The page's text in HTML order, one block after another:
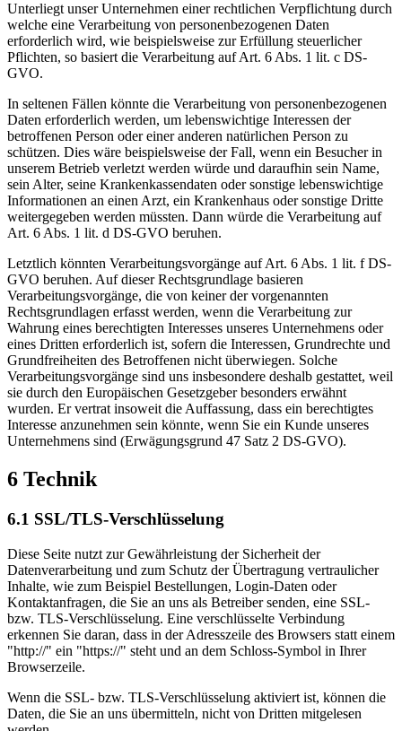
Unterliegt unser Unternehmen einer rechtlichen Verpflichtung durch
welche eine Verarbeitung von personenbezogenen Daten
erforderlich wird, wie beispielsweise zur Erfüllung steuerlicher
Pflichten, so basiert die Verarbeitung auf Art. 6 Abs. 1 lit. c DS-
GVO.
In seltenen Fällen könnte die Verarbeitung von personenbezogenen
Daten erforderlich werden, um lebenswichtige Interessen der
betroffenen Person oder einer anderen natürlichen Person zu
schützen. Dies wäre beispielsweise der Fall, wenn ein Besucher in
unserem Betrieb verletzt werden würde und daraufhin sein Name,
sein Alter, seine Krankenkassendaten oder sonstige lebenswichtige
Informationen an einen Arzt, ein Krankenhaus oder sonstige Dritte
weitergegeben werden müssten. Dann würde die Verarbeitung auf
Art. 6 Abs. 1 lit. d DS-GVO beruhen.
Letztlich könnten Verarbeitungsvorgänge auf Art. 6 Abs. 1 lit. f DS-
GVO beruhen. Auf dieser Rechtsgrundlage basieren
Verarbeitungsvorgänge, die von keiner der vorgenannten
Rechtsgrundlagen erfasst werden, wenn die Verarbeitung zur
Wahrung eines berechtigten Interesses unseres Unternehmens oder
eines Dritten erforderlich ist, sofern die Interessen, Grundrechte und
Grundfreiheiten des Betroffenen nicht überwiegen. Solche
Verarbeitungsvorgänge sind uns insbesondere deshalb gestattet, weil
sie durch den Europäischen Gesetzgeber besonders erwähnt
wurden. Er vertrat insoweit die Auffassung, dass ein berechtigtes
Interesse anzunehmen sein könnte, wenn Sie ein Kunde unseres
Unternehmens sind (Erwägungsgrund 47 Satz 2 DS-GVO).
6 Technik
6.1 SSL/TLS-Verschlüsselung
Diese Seite nutzt zur Gewährleistung der Sicherheit der
Datenverarbeitung und zum Schutz der Übertragung vertraulicher
Inhalte, wie zum Beispiel Bestellungen, Login-Daten oder
Kontaktanfragen, die Sie an uns als Betreiber senden, eine SSL-
bzw. TLS-Verschlüsselung. Eine verschlüsselte Verbindung
erkennen Sie daran, dass in der Adresszeile des Browsers statt einem
"http://" ein "https://" steht und an dem Schloss-Symbol in Ihrer
Browserzeile.
Wenn die SSL- bzw. TLS-Verschlüsselung aktiviert ist, können die
Daten, die Sie an uns übermitteln, nicht von Dritten mitgelesen